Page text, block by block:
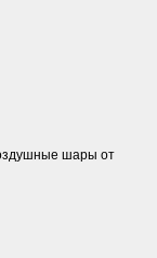
шары от